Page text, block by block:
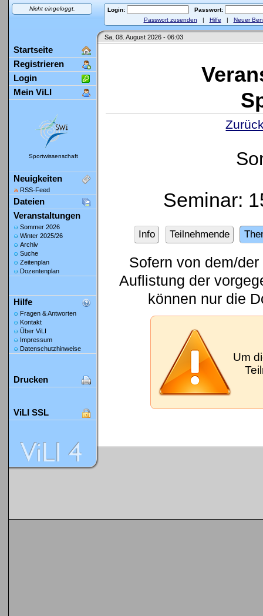
Nicht eingeloggt. Login:
Passwort:
Passwort zusenden | Hilfe | Neuer
Sa, 08. August 2026 - 06:03
Startseite
Registrieren
Login
Mein ViLI
Sportwissenschaft
Neuigkeiten
RSS-Feed
Dateien
Veranstaltungen
Sommer 2026
Winter 2025/26
Archiv
Suche
Zeitenplan
Dozentenplan
Hilfe
Fragen & Antworten
Kontakt
Über ViLI
Impressum
Datenschutzhinweise
Drucken
ViLI SSL
Seminar:
Info Teilnehmende
Sofern von dem/
Auflistung der
können nur die
Um